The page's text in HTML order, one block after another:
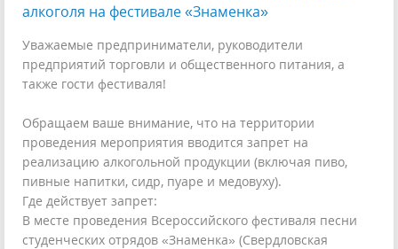
алкоголя на фестивале «Знаменка»
Уважаемые предприниматели, руководители
предприятий торговли и общественного питания, а
также гости фестиваля!
Обращаем ваше внимание, что на территории
проведения мероприятия вводится запрет на
реализацию алкогольной продукции (включая пиво,
пивные напитки, сидр, пуаре и медовуху).
Где действует запрет:
В месте проведения Всероссийского фестиваля песни
студенческих отрядов «Знаменка» (Свердловская